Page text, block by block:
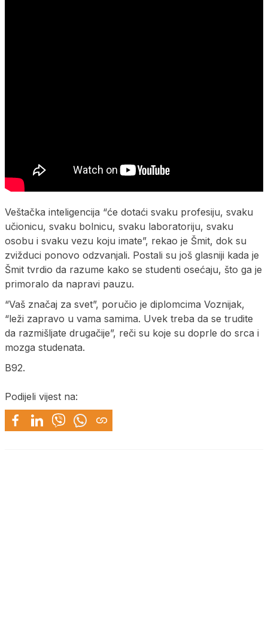
Veštačka inteligencija “će dotaći svaku profesiju, svaku
učionicu, svaku bolnicu, svaku laboratoriju, svaku
osobu i svaku vezu koju imate”, rekao je Šmit, dok su
zvižduci ponovo odzvanjali. Postali su još glasniji kada je
Šmit tvrdio da razume kako se studenti osećaju, što ga je
primoralo da napravi pauzu.
“Vaš značaj za svet”, poručio je diplomcima Voznijak,
“leži zapravo u vama samima. Uvek treba da se trudite
da razmišljate drugačije”, reči su koje su doprle do srca i
mozga studenata.
B92.
Podijeli vijest na: